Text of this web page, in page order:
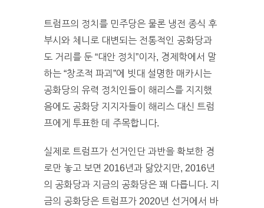
트럼프의 정치를 민주당은 물론 냉전 종식 후
부시와 체니로 대변되는 전통적인 공화당과
도 거리를 둔 “대안 정치”이자, 경제학에서 말
하는 “창조적 파괴”에 빗대 설명한 매카시는
공화당의 유력 정치인들이 해리스를 지지했
음에도 공화당 지지자들이 해리스 대신 트럼
프에게 투표한 데 주목합니다.
실제로 트럼프가 선거인단 과반을 확보한 경
로만 놓고 보면 2016년과 닮았지만, 2016년
의 공화당과 지금의 공화당은 꽤 다릅니다. 지
금의 공화당은 트럼프가 2020년 선거에서 바